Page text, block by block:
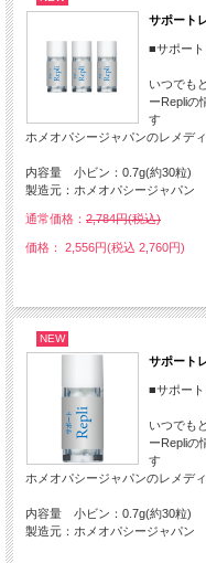
サポート
■サポー
いつでも
ーRepliの
す
ホメオパシージャパンのレメデ
内容量 小ビン：0.7g(約30粒)
製造元：ホメオパシージャパン
通常価格： 2,784円(税込)
価格： 2,556円(税込 2,760円)
NEW
サポート
■サポート
いつでも
ーRepliの
す
ホメオパシージャパンのレメデ
内容量 小ビン：0.7g(約30粒)
製造元：ホメオパシージャパン